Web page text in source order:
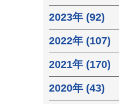
2023年 (92)
2022年 (107)
2021年 (170)
2020年 (43)